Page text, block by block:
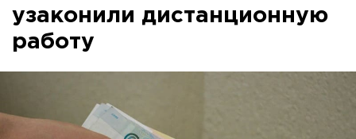
узаконили дистанционную
работу